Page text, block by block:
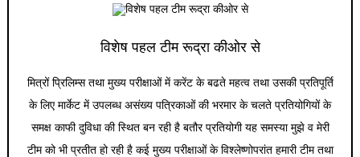
विशेष पहल टीम रूद्रा कीओर से
मित्रों प्रिलिम्स तथा मुख्य परीक्षाओं में करेंट के बढते महत्व तथा उसकी प्रतिपूर्ति
के लिए मार्केट में उपलब्ध असंख्य पत्रिकाओं की भरमार के चलते प्रतियोगियों के
समक्ष काफी दुविधा की स्थित बन रही है बतौर प्रतियोगी यह समस्या मुझे व मेरी
टीम को भी प्रतीत हो रही है कई मुख्य परीक्षाओं के विश्लेष्णोपरांत हमारी टीम तथा